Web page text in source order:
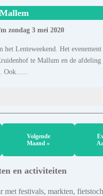
zondag 3 mei 2020
het Lenteweekend. Het
te Mallum en de
Ook......
Volgende
Maand »
en activiteiten
met festivals, markten,